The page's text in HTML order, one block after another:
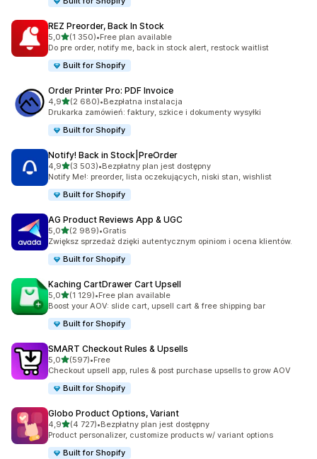
REZ Preorder, Back In Stock
5,0na 5 gwiazdek
(1 350)
Łączna liczba recenzji: 1350
•Free plan available
Do pre order, notify me, back in stock alert, restock waitlist
Built for Shopify
Order Printer Pro: PDF Invoice
4,9na 5 gwiazdek
(2 680)
Łączna liczba recenzji: 2680
•Bezpłatna instalacja
Drukarka zamówień: faktury, szkice i dokumenty wysyłki
Built for Shopify
Notify! Back in Stock|PreOrder
4,9na 5 gwiazdek
(3 503)
Łączna liczba recenzji: 3503
•Bezpłatny plan jest dostępny
Notify Me!: preorder, lista oczekujących, niski stan, wishlist
Built for Shopify
AG Product Reviews App & UGC
5,0na 5 gwiazdek
(2 989)
Łączna liczba recenzji: 2989
•Gratis
Zwiększ sprzedaż dzięki autentycznym opiniom i ocena klientów.
Built for Shopify
Kaching CartDrawer Cart Upsell
5,0na 5 gwiazdek
(1 129)
Łączna liczba recenzji: 1129
•Free plan available
Boost your AOV: slide cart, upsell cart & free shipping bar
Built for Shopify
SMART Checkout Rules & Upsells
5,0na 5 gwiazdek
(597)
Łączna liczba recenzji: 597
•Free
Checkout upsell app, rules & post purchase upsells to grow AOV
Built for Shopify
Globo Product Options, Variant
4,9na 5 gwiazdek
(4 727)
Łączna liczba recenzji: 4727
•Bezpłatny plan jest dostępny
Product personalizer, customize products w/ variant options
Built for Shopify